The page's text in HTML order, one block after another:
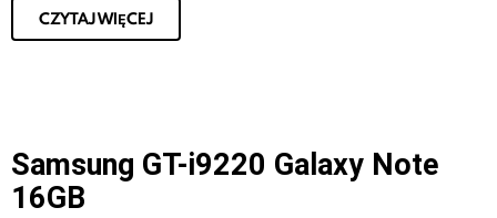
CZYTAJ WIĘCEJ
Samsung GT-i9220 Galaxy Note
16GB